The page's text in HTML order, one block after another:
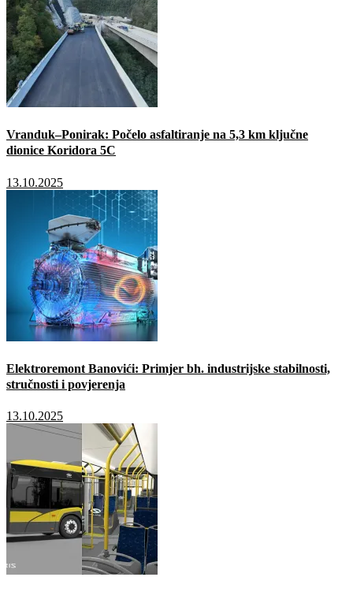
Vranduk–Ponirak: Počelo asfaltiranje na 5,3 km ključne
dionice Koridora 5C
13.10.2025
Elektroremont Banovići: Primjer bh. industrijske stabilnosti,
stručnosti i povjerenja
13.10.2025